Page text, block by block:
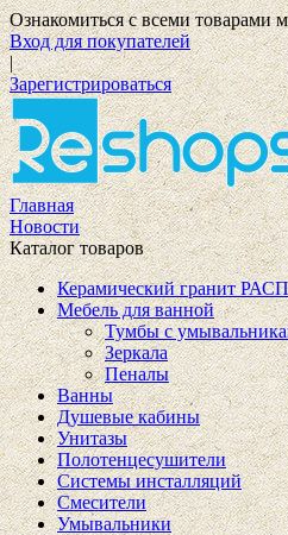
Ознакомиться с всеми товарами
Вход для покупателей
|
Зарегистрироваться
Главная
Новости
Каталог товаров
Керамический гранит
Мебель для ванной
Тумбы с
Зеркала
Пеналы
Ванны
Душевые кабины
Унитазы
Полотенцесушители
Системы инсталляций
Смесители
Умывальники